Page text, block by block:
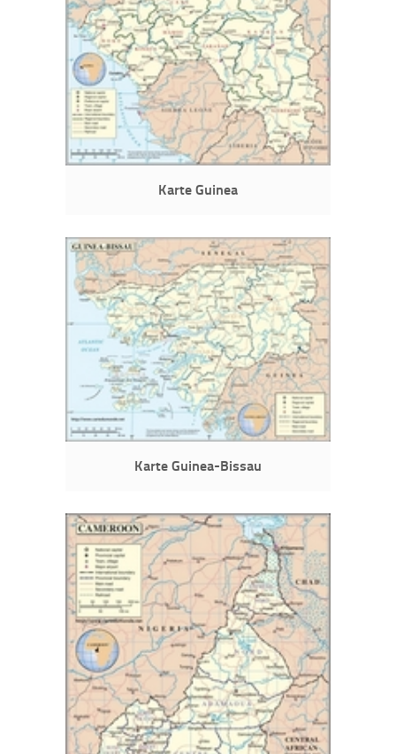
Karte Guinea
Karte Guinea-Bissau